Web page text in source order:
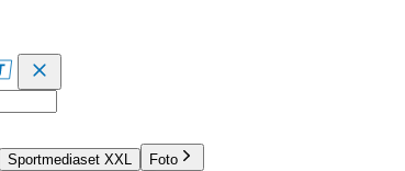
Sportmediaset XXL
Foto